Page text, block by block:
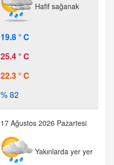
Hafif sağanak
19.8 ° C
25.4 ° C
22.3 ° C
% 82
17 Ağustos 2026 Pazartesi
Yakınlarda yer yer